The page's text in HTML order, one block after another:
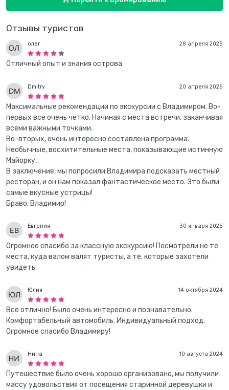
Отзывы туристов
28 апреля 2025
олег
Отличный опыт и знания острова
20 апреля 2025
Dmitry
Максимальные рекомендации по экскурсии с Владимиром. Во-
первых все очень четко. Начиная с места встречи, заканчивая
всеми важными точками.
Во-вторых, очень интересно составлена программа.
Необычные, восхитительные места, показывающие истинную
Майорку.
В заключение, мы попросили Владимира подсказать местный
ресторан, и он нам показал фантастическое место. Это были
самые вкусные устрицы!
Браво, Владимир!
30 января 2025
Евгения
Огромное спасибо за классную экскурсию! Посмотрели не те
места, куда валом валят туристы, а те, которые захотели
увидеть.
14 октября 2024
Юлия
Все отлично! Было очень интересно и познавательно.
Комфортабельный автомобиль. Индивидуальный подход.
Огромное спасибо Владимиру!
10 августа 2024
Нина
Путешествие было очень хорошо организовано, мы получили
массу удовольствия от посещения старинной деревушки и